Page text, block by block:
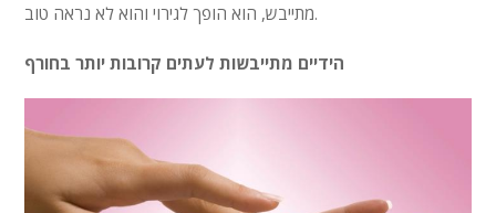
מתייבש, הוא הופך לגירוי והוא לא נראה טוב.
הידיים מתייבשות לעתים קרובות יותר בחורף